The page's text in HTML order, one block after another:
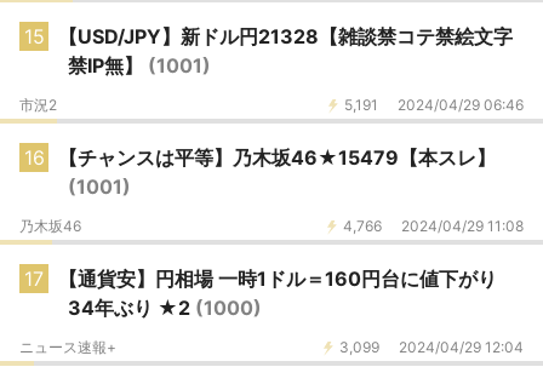
15
【USD/JPY】新ドル円21328【雑談禁コテ禁絵文字
禁IP無】 (1001)
5,191 2024/04/29 06:46
市況2
16
【チャンスは平等】乃木坂46★15479【本スレ】
(1001)
4,766 2024/04/29 11:08
乃木坂46
17
【通貨安】円相場 一時1ドル＝160円台に値下がり
34年ぶり ★2 (1000)
3,099 2024/04/29 12:04
ニュース速報+